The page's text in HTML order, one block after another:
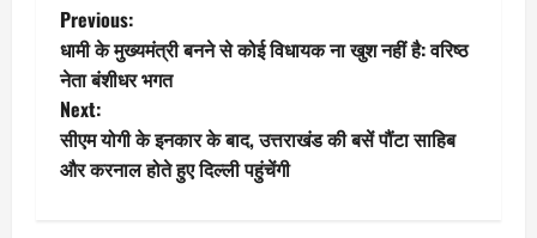
P
o
s
t
Previous:
धामी के मुख्यमंत्री बनने से कोई विधायक ना खुश नहीं है: वरिष्ठ
नेता बंशीधर भगत
Next:
सीएम योगी के इनकार के बाद, उत्तराखंड की बसें पौंटा साहिब
और करनाल होते हुए दिल्ली पहुंचेंगी